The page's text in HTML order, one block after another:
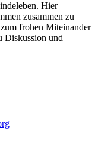
Hier
zusammen zu
frohen Miteinander
Diskussion und